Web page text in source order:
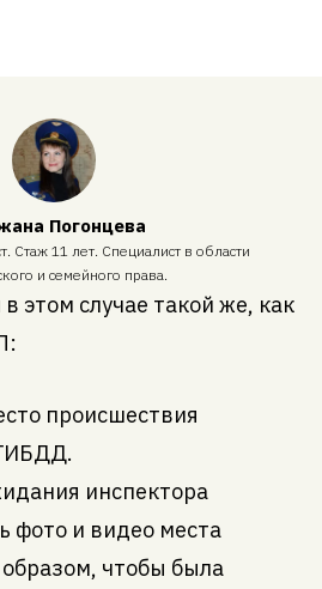
Погонцева
Стаж 11 лет. Специалист в области
и семейного права.
этом случае такой же, как
происшествия
инспектора
фото и видео места
чтобы была